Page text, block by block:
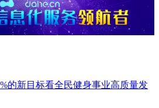
的新目标看全民健身事业高质量发